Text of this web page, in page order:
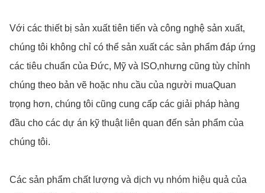
Với các thiết bị sản xuất tiên tiến và công nghệ sản xuất,
chúng tôi không chỉ có thể sản xuất các sản phẩm đáp ứng
các tiêu chuẩn của Đức, Mỹ và ISO,nhưng cũng tùy chỉnh
chúng theo bản vẽ hoặc nhu cầu của người muaQuan
trọng hơn, chúng tôi cũng cung cấp các giải pháp hàng
đầu cho các dự án kỹ thuật liên quan đến sản phẩm của
chúng tôi.
Các sản phẩm chất lượng và dịch vụ nhóm hiệu quả của